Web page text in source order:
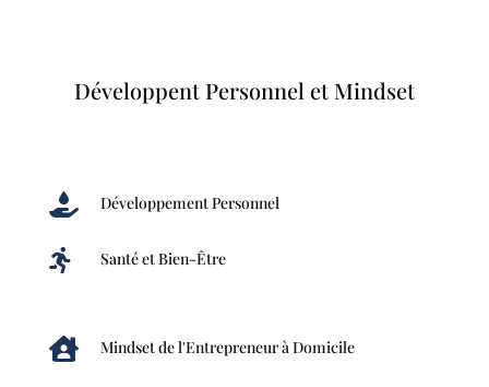
Développent Personnel et Mindset
 Développement Personnel
 Santé et Bien-Être
 Mindset de l'Entrepreneur à Domicile